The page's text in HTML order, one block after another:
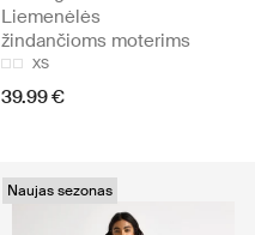
Liemenėlės
žindančioms moterims
XS
39.99 €
Naujas sezonas